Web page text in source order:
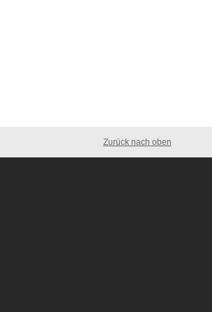
Zurück nach oben